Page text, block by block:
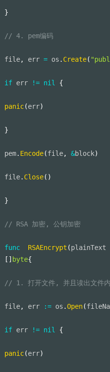
}
// 4. pem编码
file, err = os . Create(
if err != nil {
panic(err)
}
pem. Encode(file, &block)
file. Close( )
}
// RSA 加密, 公钥加密
func RSAEncrypt (plainText
[ ] byte{
// 1. 打开文件, 并且读出文件
file, err := os .Open(
if err != nil {
panic(err)